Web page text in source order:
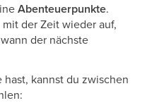
Abenteuerpunkte.
der Zeit wieder auf,
der nächste
kannst du zwischen